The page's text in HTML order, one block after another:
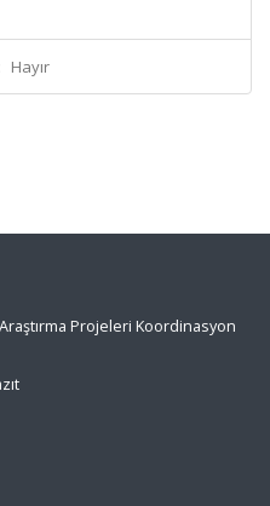
Hayır
Projeleri Koordinasyon